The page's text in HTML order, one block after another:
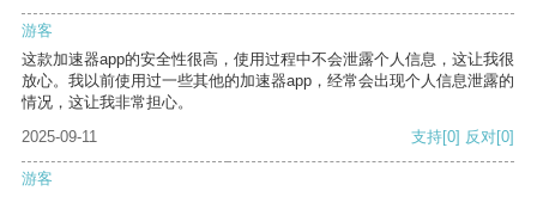
游客
这款加速器app的安全性很高，使用过程中不会泄露个人信息，这让我很
放心。我以前使用过一些其他的加速器app，经常会出现个人信息泄露的
情况，这让我非常担心。
2025-09-11
支持[0] 反对[0]
游客